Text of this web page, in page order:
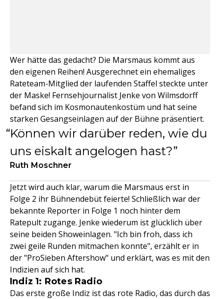
Wer hätte das gedacht? Die Marsmaus kommt aus
den eigenen Reihen! Ausgerechnet ein ehemaliges
Rateteam-Mitglied der laufenden Staffel steckte unter
der Maske! Fernsehjournalist Jenke von Wilmsdorff
befand sich im Kosmonautenkostüm und hat seine
starken Gesangseinlagen auf der Bühne präsentiert.
Können wir darüber reden, wie du
uns eiskalt angelogen hast?
Ruth Moschner
Jetzt wird auch klar, warum die Marsmaus erst in
Folge 2 ihr Bühnendebüt feierte! Schließlich war der
bekannte Reporter in Folge 1 noch hinter dem
Ratepult zugange. Jenke wiederum ist glücklich über
seine beiden Showeinlagen. "Ich bin froh, dass ich
zwei geile Runden mitmachen konnte", erzählt er in
der "ProSieben Aftershow" und erklärt, was es mit den
Indizien auf sich hat.
Indiz 1: Rotes Radio
Das erste große Indiz ist das rote Radio, das durch das